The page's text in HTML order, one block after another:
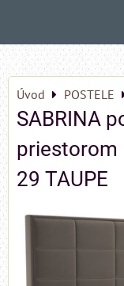
Úvod POSTELE
SABRINA
priestorom
29 TAUPE